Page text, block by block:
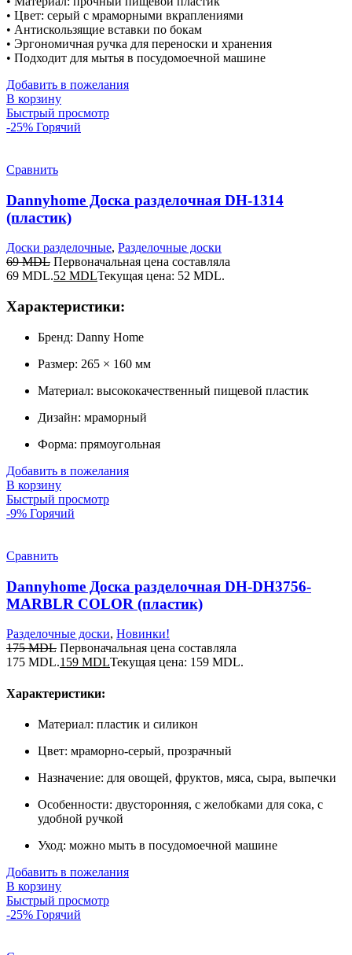
• Цвет: серый с мраморными вкраплениями
• Антискользящие вставки по бокам
• Эргономичная ручка для переноски и хранения
• Подходит для мытья в посудомоечной машине
Добавить в пожелания
В корзину
Быстрый просмотр
-25% Горячий
Сравнить
Dannyhome Доска разделочная DH-1314
(пластик)
Доски разделочные, Разделочные доски
69MDL Первоначальная цена составляла
69 MDL.52 MDLТекущая цена: 52 MDL.
Характеристики:
Бренд: Danny Home
Размер: 265 × 160 мм
Материал: высококачественный пищевой пластик
Дизайн: мраморный
Форма: прямоугольная
Добавить в пожелания
В корзину
Быстрый просмотр
-9% Горячий
Сравнить
Dannyhome Доска разделочная DH-DH3756-
MARBLR COLOR (пластик)
Разделочные доски, Новинки!
175MDL Первоначальная цена составляла
175 MDL.159 MDLТекущая цена: 159 MDL.
Характеристики:
Материал: пластик и силикон
Цвет: мраморно-серый, прозрачный
Назначение: для овощей, фруктов, мяса, сыра, выпечки
Особенности: двусторонняя, с желобками для сока, с
удобной ручкой
Уход: можно мыть в посудомоечной машине
Добавить в пожелания
В корзину
Быстрый просмотр
-25% Горячий